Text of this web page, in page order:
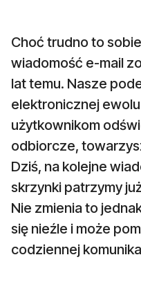
Choć trudno to
wiadomość e-mail
lat temu. Nasze
elektronicznej
użytkownikom
odbiorcze,
Dziś, na kolejne
skrzynki patrzymy
Nie zmienia to
się nieźle i może
codziennej